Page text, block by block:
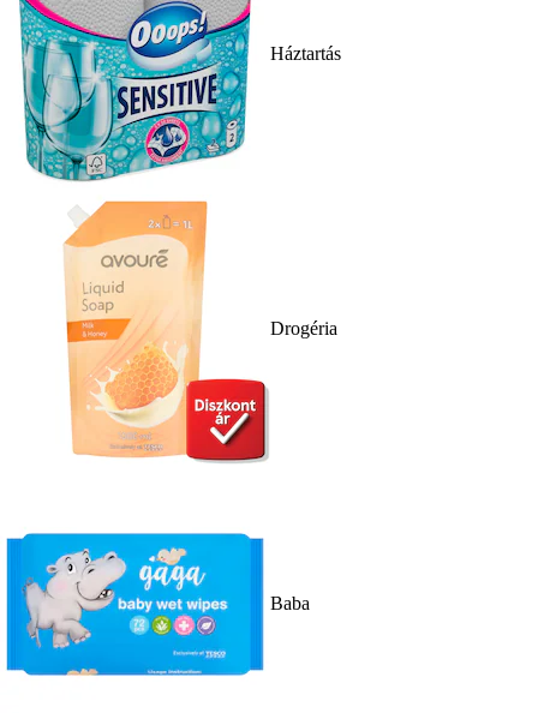
Háztartás
Drogéria
Baba